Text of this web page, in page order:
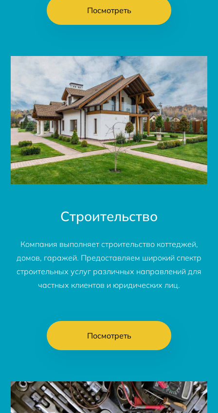
Посмотреть
Строительство
Компания выполняет строительство коттеджей,
домов, гаражей. Предоставляем широкий спектр
строительных услуг различных направлений для
частных клиентов и юридических лиц.
Посмотреть